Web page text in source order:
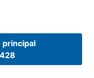
principal